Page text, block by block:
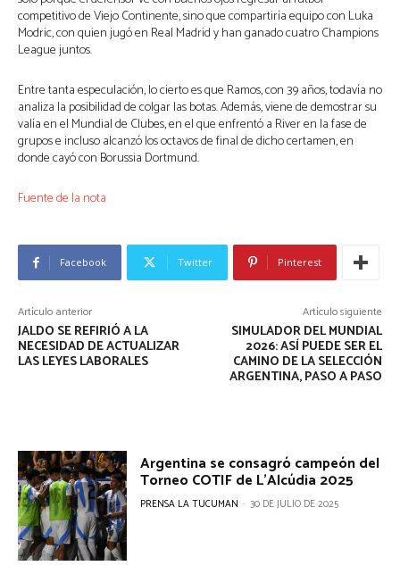
competitivo de Viejo Continente, sino que compartiría equipo con Luka
Modric, con quien jugó en Real Madrid y han ganado cuatro Champions
League juntos.
Entre tanta especulación, lo cierto es que Ramos, con 39 años, todavía no
analiza la posibilidad de colgar las botas. Además, viene de demostrar su
valía en el Mundial de Clubes, en el que enfrentó a River en la fase de
grupos e incluso alcanzó los octavos de final de dicho certamen, en
donde cayó con Borussia Dortmund.
Fuente de la nota
Facebook Twitter Pinterest
Artículo anterior
JALDO SE REFIRIÓ A LA
NECESIDAD DE ACTUALIZAR
LAS LEYES LABORALES
Artículo siguiente
SIMULADOR DEL MUNDIAL
2026: ASÍ PUEDE SER EL
CAMINO DE LA SELECCIÓN
ARGENTINA, PASO A PASO
Argentina se consagró campeón del
Torneo COTIF de L’Alcúdia 2025
PRENSA LA TUCUMAN - 30 DE JULIO DE 2025